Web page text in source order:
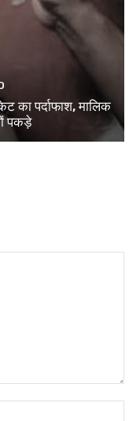
का पर्दाफाश, मालिक
पकड़े